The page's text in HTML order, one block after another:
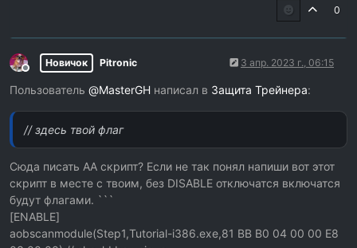
if disabledOk then
print('>The auto assembler script was disabled
'>There was an error disabling the auto
end
0
Не в сети
Новичок Pitronic 3 апр. 2023 г., 06:15
Пользователь @MasterGH написал в Защита Трейнера:
// здесь твой флаг
Сюда писать АА скрипт? Если не так понял напиши вот этот
скрипт в месте с твоим, без DISABLE отключатся включатся
будут флагами. ```
[ENABLE]
aobscanmodule(Step1,Tutorial-i386.exe,81 BB B0 04 00 00 E8